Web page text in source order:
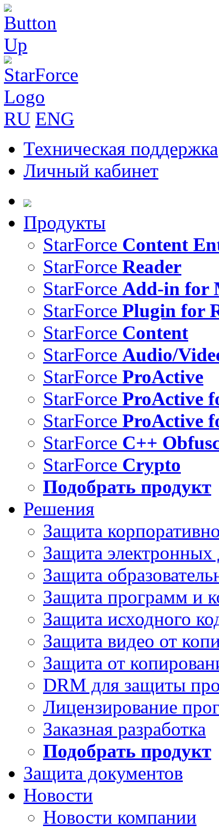
RU ENG
Техническая поддержка
Личный кабинет
Продукты
StarForce Content
StarForce Reader
StarForce Add-in for
StarForce Plugin for
StarForce Content
StarForce Audio/
StarForce ProActive
StarForce ProActive
StarForce ProActive
StarForce C++
StarForce Crypto
Подобрать продукт
Решения
Защита
Защита электронных
Защита
Защита программ и
Защита исходного
Защита видео от
Защита от
DRM для защиты
Лицензирование
Заказная разработка
Подобрать продукт
Защита документов
Новости
Новости компании